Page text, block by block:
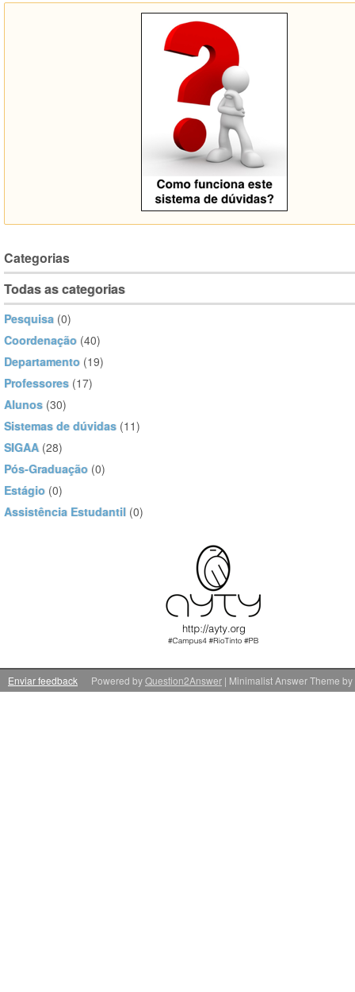
Categorias
Todas as categorias
Pesquisa (0)
Coordenação (40)
Departamento (19)
Professores (17)
Alunos (30)
Sistemas de dúvidas (11)
SIGAA (28)
Pós-Graduação (0)
Estágio (0)
Assistência Estudantil (0)
Enviar feedback | Minimalist Answer Theme by
Powered byQuestion2Answer